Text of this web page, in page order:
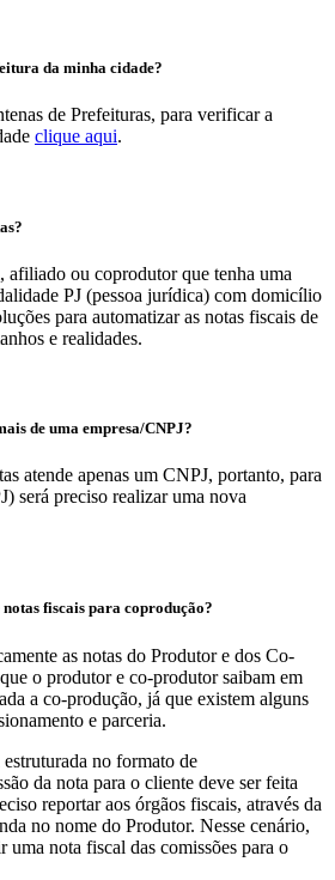
da minha cidade?
de Prefeituras, para verificar a
clique aqui.
ou coprodutor que tenha uma
PJ (pessoa jurídica) com domicílio
para automatizar as notas fiscais de
e realidades.
de uma empresa/CNPJ?
atende apenas um CNPJ, portanto, para
será preciso realizar uma nova
fiscais para coprodução?
as notas do Produtor e dos Co-
o produtor e co-produtor saibam em
a co-produção, já que existem alguns
e parceria.
no formato de
da nota para o cliente deve ser feita
reportar aos órgãos fiscais, através da
no nome do Produtor. Nesse cenário,
uma nota fiscal das comissões para o